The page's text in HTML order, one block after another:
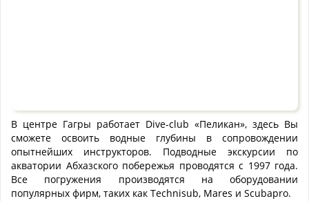
В центре Гагры работает Dive-club «Пеликан», здесь Вы
сможете освоить водные глубины в сопровождении
опытнейших инструкторов. Подводные экскурсии по
акватории Абхазского побережья проводятся с 1997 года.
Все погружения производятся на оборудовании
популярных фирм, таких как Technisub, Mares и Scubapro.